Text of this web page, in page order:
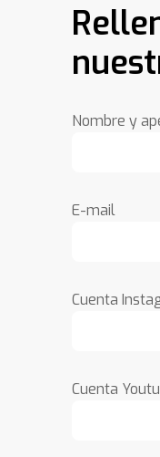
Nombre y
E-mail
Cuenta
Cuenta